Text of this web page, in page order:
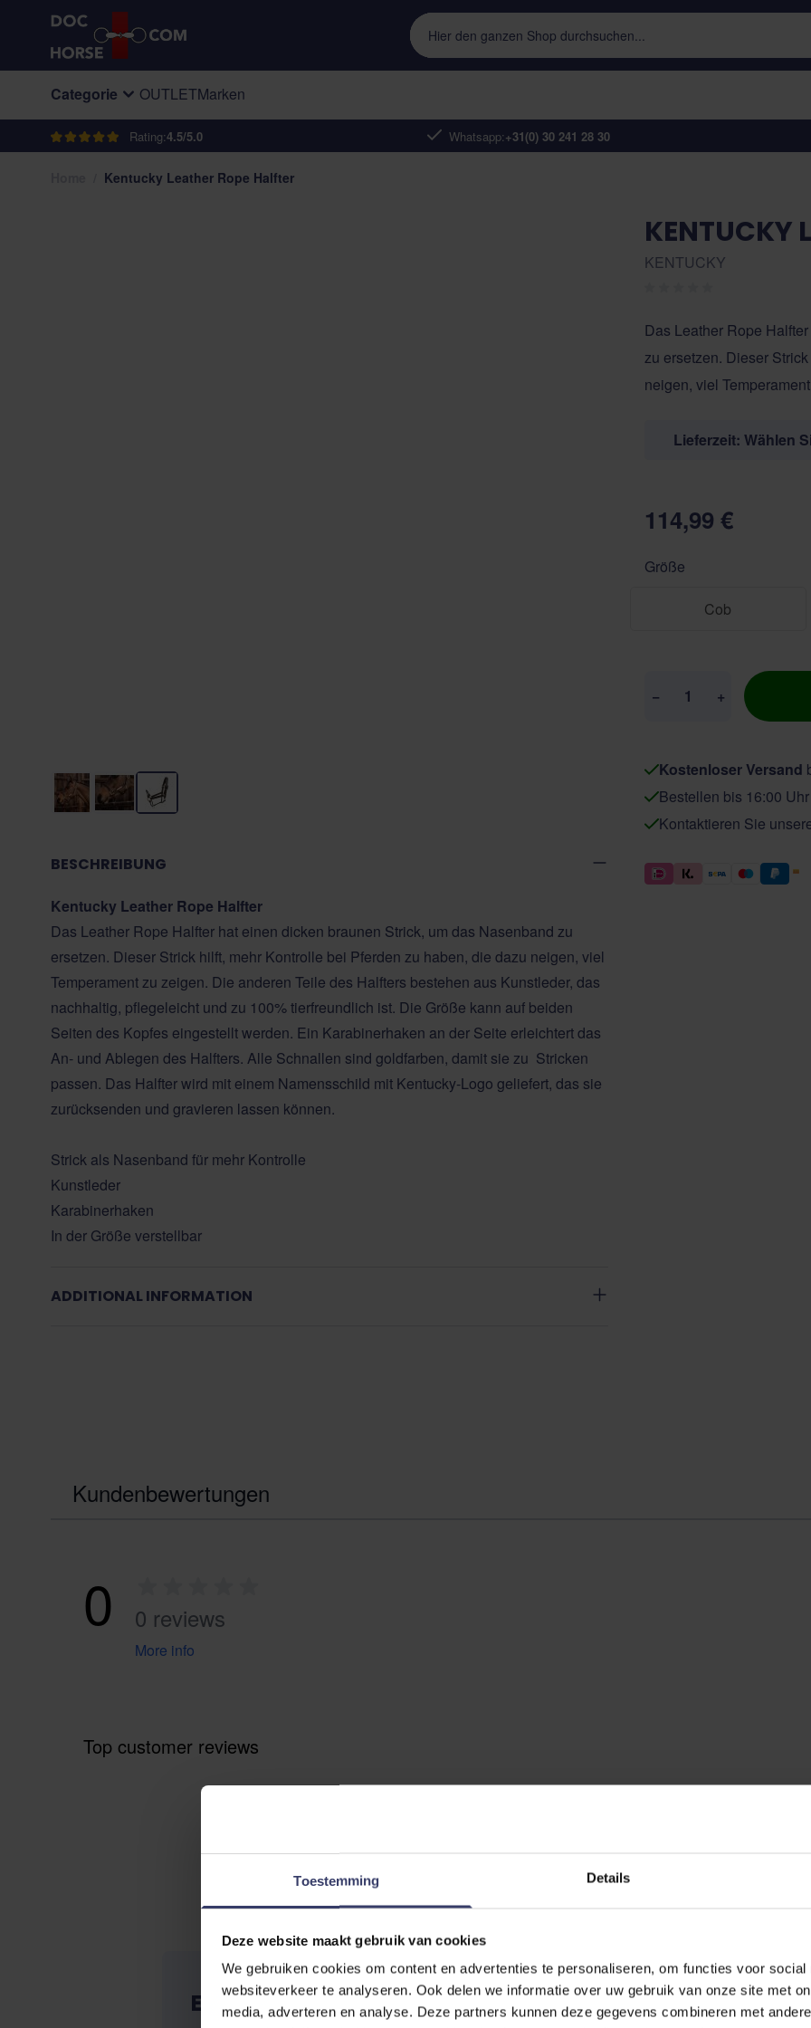
Toestemming Details
Deze website maakt gebruik van cookies
We gebruiken cookies om content en advertenties te personaliseren, om functies voor social
websiteverkeer te analyseren. Ook delen we informatie over uw gebruik van onze site met
media, adverteren en analyse. Deze partners kunnen deze gegevens combineren met
Direkt zum Inhalt
Rating:4.5/5.0 Whatsapp:+31(0) 30 241 28 30
Hier den ganzen Shop durchsuchen...
Categorie OUTLETMarken
Kentucky Leather Rope Halfter
BESCHREIBUNG
Kentucky Leather Rope Halfter
Das Leather Rope Halfter hat einen dicken braunen Strick, um das Nasenband zu
ersetzen. Dieser Strick hilft, mehr Kontrolle bei Pferden zu haben, die dazu neigen, viel
Temperament zu zeigen. Die anderen Teile des Halfters bestehen aus Kunstleder, das
nachhaltig, pflegeleicht und zu 100% tierfreundlich ist. Die Größe kann auf beiden
Seiten des Kopfes eingestellt werden. Ein Karabinerhaken an der Seite erleichtert das
An- und Ablegen des Halfters. Alle Schnallen sind goldfarben, damit sie zu Stricken
passen. Das Halfter wird mit einem Namensschild mit Kentucky-Logo geliefert, das sie
zurücksenden und gravieren lassen können.
Strick als Nasenband für mehr Kontrolle
Kunstleder
Karabinerhaken
In der Größe verstellbar
ADDITIONAL INFORMATION
KENTUCKY
KENTUCKY
Das Leather Rope
zu ersetzen. Dieser
neigen, viel
Lieferzeit: Wählen
114,99 €
Größe
Cob
− +
Kostenloser Versand
Bestellen bis 16:00
Kontaktieren Sie
Kundenbewertungen
0 0 reviews
More info
Top customer reviews
EIGENE BEWERTUNG SCHREIBEN